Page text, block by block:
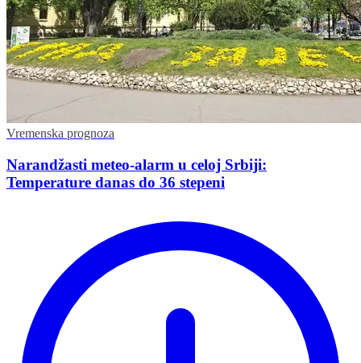
Vremenska prognoza
Narandžasti meteo-alarm u celoj Srbiji:
Temperature danas do 36 stepeni